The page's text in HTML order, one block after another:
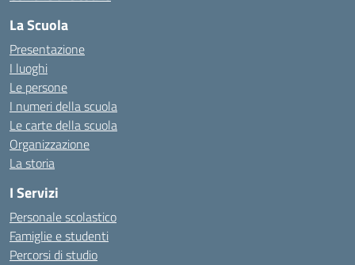
La Scuola
Presentazione
I luoghi
Le persone
I numeri della scuola
Le carte della scuola
Organizzazione
La storia
I Servizi
Personale scolastico
Famiglie e studenti
Percorsi di studio